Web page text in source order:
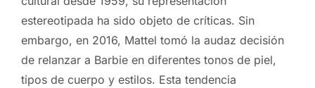
estereotipada ha sido objeto de críticas. Sin
embargo, en 2016, Mattel tomó la audaz decisión
de relanzar a Barbie en diferentes tonos de piel,
tipos de cuerpo y estilos. Esta tendencia